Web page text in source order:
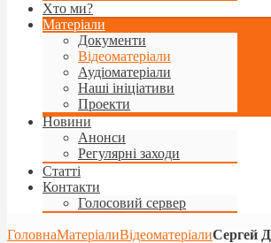
Хто ми?
Матеріали
Документи
Відеоматеріали
Аудіоматеріали
Наші ініціативи
Проекти
Новини
Анонси
Регулярні заходи
Статті
Контакти
Голосовий сервер
ГоловнаМатеріалиВідеоматеріалиСергей